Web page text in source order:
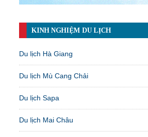
KINH NGHIỆM DU LỊCH
Du lịch Hà Giang
Du lịch Mù Cang Chải
Du lịch Sapa
Du lịch Mai Châu